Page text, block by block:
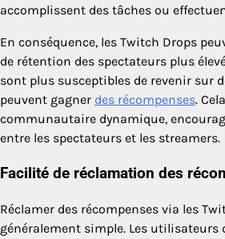
accomplissent des tâches ou
En conséquence, les Twitch Drops
de rétention des spectateurs plus
sont plus susceptibles de revenir sur
peuvent gagner des récompenses.
communautaire dynamique,
entre les spectateurs et les streamers.
Facilité de réclamation des
Réclamer des récompenses via les
généralement simple. Les